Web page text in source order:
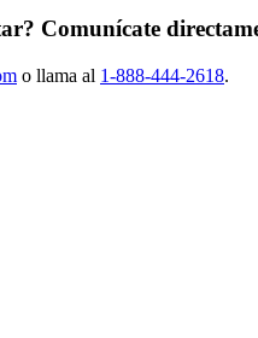
Comunícate
o llama al 1-888-444-2618.